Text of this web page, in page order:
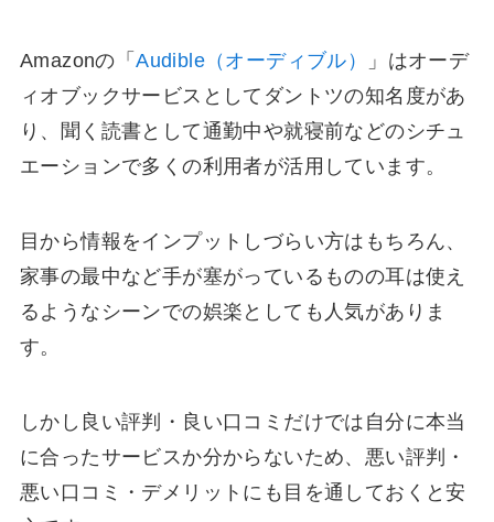
Amazonの「Audible（オーディブル）
」はオーデ
ィオブックサービスとしてダントツの知名度があ
り、聞く読書として通勤中や就寝前などのシチュ
エーションで多くの利用者が活用しています。
目から情報をインプットしづらい方はもちろん、
家事の最中など手が塞がっているものの耳は使え
るようなシーンでの娯楽としても人気がありま
す。
しかし良い評判・良い口コミだけでは自分に本当
に合ったサービスか分からないため、悪い評判・
悪い口コミ・デメリットにも目を通しておくと安